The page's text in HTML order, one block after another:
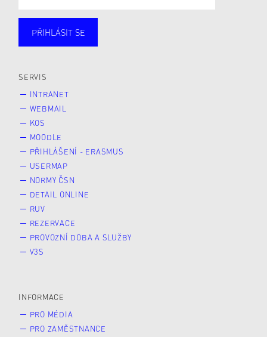
PŘIHLÁSIT SE
SERVIS
INTRANET
WEBMAIL
KOS
MOODLE
PŘIHLÁŠENÍ - ERASMUS
USERMAP
NORMY ČSN
DETAIL ONLINE
RUV
REZERVACE
PROVOZNÍ DOBA A SLUŽBY
V3S
INFORMACE
PRO MÉDIA
PRO ZAMĚSTNANCE